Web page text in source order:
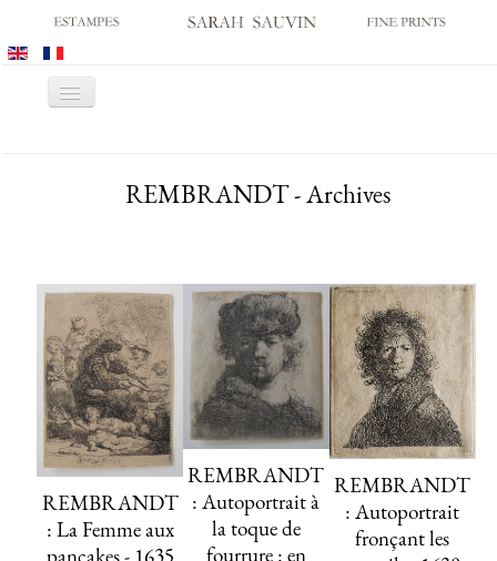
Basculer
GALERIE
ESTAMPES ANCIENNES
ESTAMPES MODERNES
ARCHIVES
ACHATS DES MUSÉES
CONTACT
REMBRANDT - Archives
REMBRANDT
: La Femme aux
REMBRANDT
: Autoportrait à
la toque de
fourrure : en
REMBRANDT
: Autoportrait
fronçant les